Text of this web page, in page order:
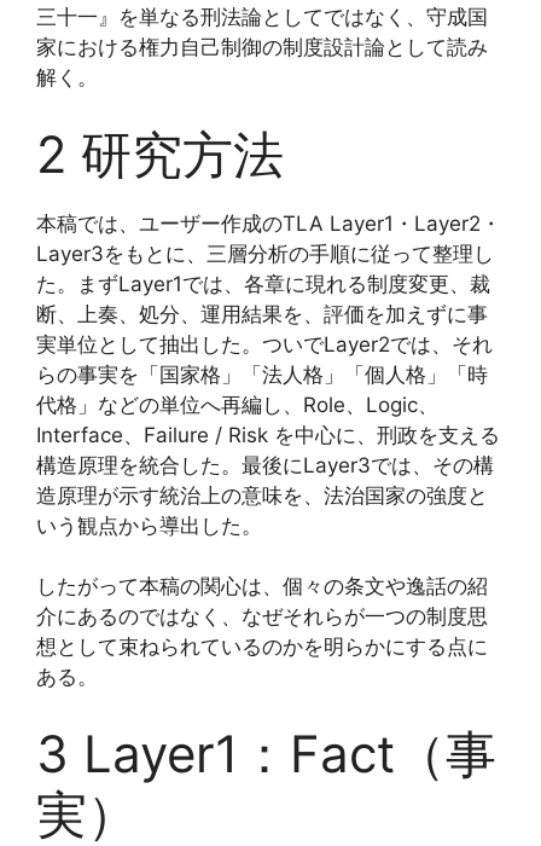
三十一』を単なる刑法論としてではなく、守成国
家における権力自己制御の制度設計論として読み
解く。
2 研究方法
本稿では、ユーザー作成のTLA Layer1・Layer2・
Layer3をもとに、三層分析の手順に従って整理し
た。まずLayer1では、各章に現れる制度変更、裁
断、上奏、処分、運用結果を、評価を加えずに事
実単位として抽出した。ついでLayer2では、それ
らの事実を「国家格」「法人格」「個人格」「時
代格」などの単位へ再編し、Role、Logic、
Interface、Failure / Risk を中心に、刑政を支える
構造原理を統合した。最後にLayer3では、その構
造原理が示す統治上の意味を、法治国家の強度と
いう観点から導出した。
したがって本稿の関心は、個々の条文や逸話の紹
介にあるのではなく、なぜそれらが一つの制度思
想として束ねられているのかを明らかにする点に
ある。
3 Layer1：Fact（事
実）